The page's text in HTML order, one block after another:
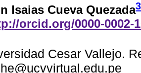
Isaias Cueva Quezada3
orcid.org/0000-0002-
Cesar Vallejo.